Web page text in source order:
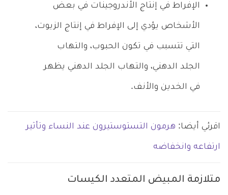
الإفراط في إنتاج الأندروجينات في بعض
الأشخاص يؤدي إلى الإفراط في إنتاج الزيوت،
التي تتسبب في تكون الحبوب، والتهاب
الجلد الدهني، والتهاب الجلد الدهني يظهر
في الخدين والأنف.
اقرئي أيضا: هرمون التستوستيرون عند النساء وتأثير
ارتفاعه وانخفاضه
متلازمة المبيض المتعدد الكيسات